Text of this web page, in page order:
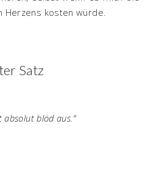
Herzens kosten würde.
Satz
blöd aus.“